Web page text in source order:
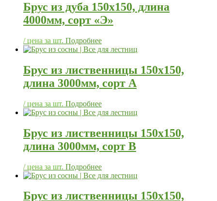
Брус из дуба 150х150, длина
4000мм, сорт «Э»
/ цена за шт. Подробнее
Брус из лиственницы 150х150,
длина 3000мм, сорт А
/ цена за шт. Подробнее
Брус из лиственницы 150х150,
длина 3000мм, сорт В
/ цена за шт. Подробнее
Брус из лиственницы 150х150,